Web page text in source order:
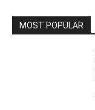
MOST POPULAR